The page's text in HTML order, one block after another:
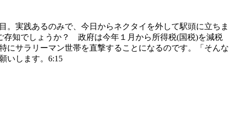
実践あるのみで、今日からネクタイを外して駅頭に立ちま
存知でしょうか？ 政府は今年１月から所得税(国税)を減税
にサラリーマン世帯を直撃することになるのです。「そんな
いします。6:15